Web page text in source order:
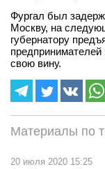
Фургал был
Москву, на
губернатору
свою вину.
Материалы по
20 июля 2020 15:25